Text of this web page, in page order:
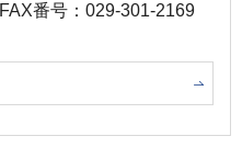
FAX番号：029-301-2169